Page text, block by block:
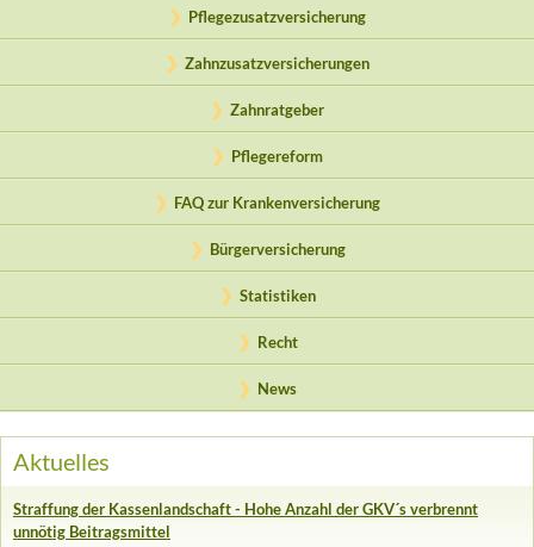
Pflegezusatzversicherung
Zahnzusatzversicherungen
Zahnratgeber
Pflegereform
FAQ zur Krankenversicherung
Bürgerversicherung
Statistiken
Recht
News
Aktuelles
Straffung der Kassenlandschaft - Hohe Anzahl der GKV´s verbrennt
unnötig Beitragsmittel